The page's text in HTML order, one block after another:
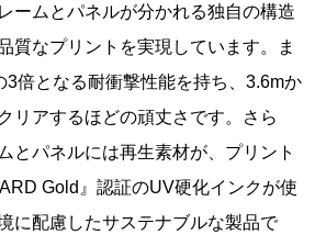
ームとパネルが分かれる独自の構造
質なプリントを実現しています。ま
3倍となる耐衝撃性能を持ち、3.6mか
リアするほどの頑丈さです。さら
とパネルには再生素材が、プリント
Gold』認証のUV硬化インクが使
に配慮したサステナブルな製品で